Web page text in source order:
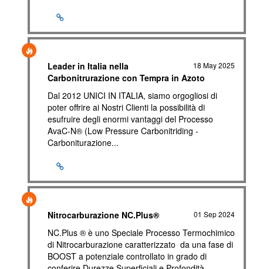
18 May 2025
Leader in Italia nella
Carbonitrurazione con Tempra in Azoto
Dal 2012 UNICI IN ITALIA, siamo orgogliosi di
poter offrire ai Nostri Clienti la possibilità di
esufruire degli enormi vantaggi del Processo
AvaC-N® (Low Pressure Carbonitriding -
Carboniturazione...
01 Sep 2024
Nitrocarburazione NC.Plus®
NC.Plus ® è uno Speciale Processo Termochimico
di Nitrocarburazione caratterizzato da una fase di
BOOST a potenziale controllato in grado di